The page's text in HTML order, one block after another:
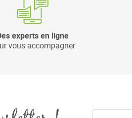
experts en ligne
vous accompagner